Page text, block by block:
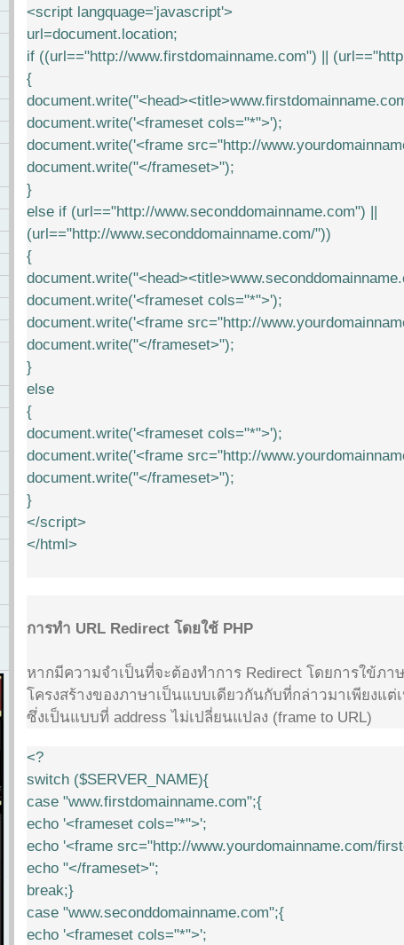
<script langquage='javascript'>
url=document.location;
if ((url=="http://www.firstdomainname.com") ||
{
document.write('<frameset cols="*">');
document.write('<frame src="http://
document.write("</frameset>");
}
else if (url=="http://www.seconddomainname.com") ||
(url=="http://www.seconddomainname.com/"))
{
document.write('<frameset cols="*">');
document.write('<frame src="http://
document.write("</frameset>");
}
else
{
document.write('<frameset cols="*">');
document.write('<frame src="http://
document.write("</frameset>");
}
</script>
</html>
การทำ URL Redirect โดยใช้ PHP
หากมีความจำเป็นที่จะต้องทำการ Redirect โดยการใข้ภ
โครงสร้างของภาษาเป็นแบบเดียวกันกับที่กล่าวมาเพียงแต่
ซึ่งเป็นแบบที่ address ไม่เปลี่ยนแปลง (frame to URL)
<?
switch ($SERVER_NAME){
case "www.firstdomainname.com";{
echo '<frameset cols="*">';
echo '<frame src="http://www.yourdomainname.com/
echo "</frameset>";
break;}
case "www.seconddomainname.com";{
echo '<frameset cols="*">';